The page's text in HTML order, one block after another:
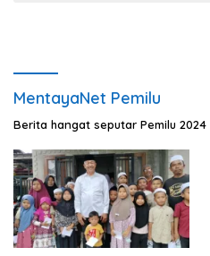
MentayaNet Pemilu
Berita hangat seputar Pemilu 2024